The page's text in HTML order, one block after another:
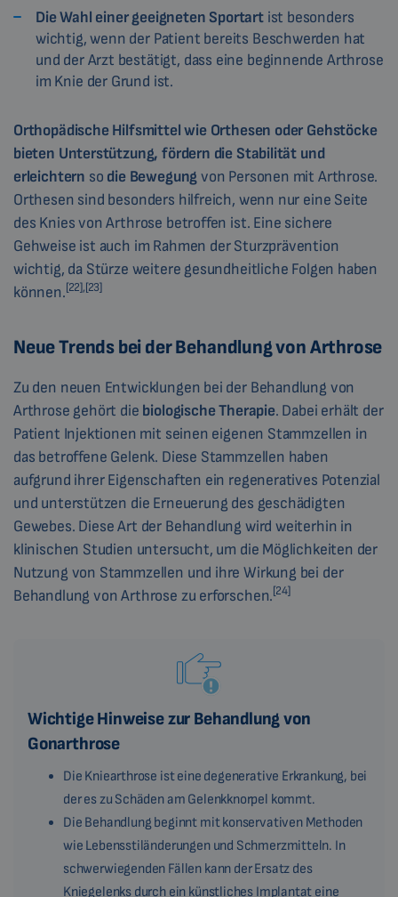
Die Wahl einer geeigneten Sportartist besonders
wichtig, wenn der Patient bereits Beschwerden hat
und der Arzt bestätigt, dass eine beginnende Arthrose
im Knie der Grund ist.
Orthopädische Hilfsmittel wie Orthesen oder Gehstöcke
bieten Unterstützung, fördern die Stabilität und
erleichtern so die Bewegungvon Personen mit Arthrose.
Orthesen sind besonders hilfreich, wenn nur eine Seite
des Knies von Arthrose betroffen ist. Eine sichere
Gehweise ist auch im Rahmen der Sturzprävention
wichtig, da Stürze weitere gesundheitliche Folgen haben
können.[22],[23]
Neue Trends bei der Behandlung von Arthrose
Zu den neuen Entwicklungen bei der Behandlung von
Arthrose gehört die biologische Therapie. Dabei erhält der
Patient Injektionen mit seinen eigenen Stammzellen in
das betroffene Gelenk. Diese Stammzellen haben
aufgrund ihrer Eigenschaften ein regeneratives Potenzial
und unterstützen die Erneuerung des geschädigten
Gewebes. Diese Art der Behandlung wird weiterhin in
klinischen Studien untersucht, um die Möglichkeiten der
Nutzung von Stammzellen und ihre Wirkung bei der
Behandlung von Arthrose zu erforschen.[24]
Wichtige Hinweise zur Behandlung von
Gonarthrose
Die Kniearthrose ist eine degenerative Erkrankung, bei
der es zu Schäden am Gelenkknorpel kommt.
Die Behandlung beginnt mit konservativen Methoden
wie Lebensstiländerungen und Schmerzmitteln. In
schwerwiegenden Fällen kann der Ersatz des
Kniegelenks durch ein künstliches Implantat eine